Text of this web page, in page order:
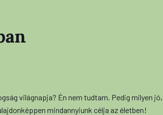
világnapja? Én nem tudtam. Pedig milyen
mindannyiunk célja az életben!